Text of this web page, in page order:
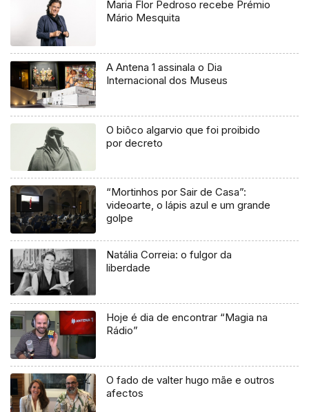
Maria Flor Pedroso recebe Prémio
Mário Mesquita
A Antena 1 assinala o Dia
Internacional dos Museus
O biôco algarvio que foi proibido
por decreto
“Mortinhos por Sair de Casa”:
videoarte, o lápis azul e um grande
golpe
Natália Correia: o fulgor da
liberdade
Hoje é dia de encontrar “Magia na
Rádio”
O fado de valter hugo mãe e outros
afectos